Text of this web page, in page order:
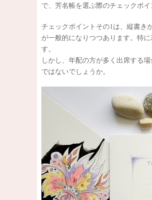
で、芳名帳を選ぶ際のチェックポイ
チェックポイントその1は、縦書き
が一般的になりつつあります。特
す。
しかし、年配の方が多く出席する
ではないでしょうか。